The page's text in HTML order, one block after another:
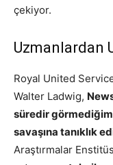
çekiyor.
Uzmanlardan
Royal United
Walter Ladwig,
süredir
savaşına tanıklık
Araştırmalar